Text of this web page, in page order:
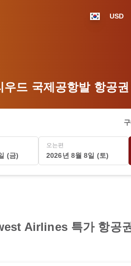
USD
드 국제공항발 항공
(금)
오는편
2026년 8월 8일 (토)
Airlines 특가 항공